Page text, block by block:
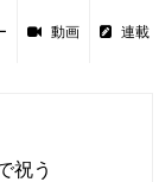
動画 連載
祝う